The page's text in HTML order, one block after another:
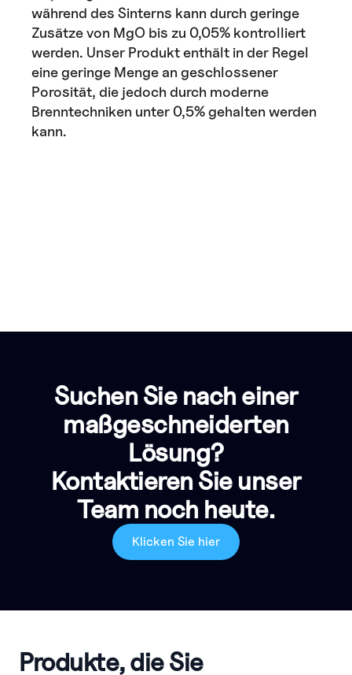
während des Sinterns kann durch geringe
Zusätze von MgO bis zu 0,05% kontrolliert
werden. Unser Produkt enthält in der Regel
eine geringe Menge an geschlossener
Porosität, die jedoch durch moderne
Brenntechniken unter 0,5% gehalten werden
kann.
Suchen Sie nach einer
maßgeschneiderten
Lösung?
Kontaktieren Sie unser
Team noch heute.
Klicken Sie hier
Produkte, die Sie